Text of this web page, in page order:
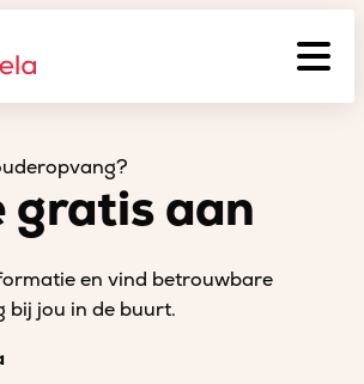
gratis aan
en vind betrouwbare
bij jou in de buurt.